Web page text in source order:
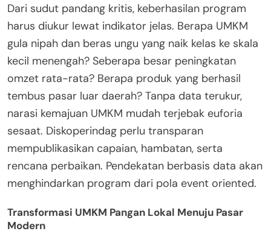
Dari sudut pandang kritis, keberhasilan program
harus diukur lewat indikator jelas. Berapa UMKM
gula nipah dan beras ungu yang naik kelas ke skala
kecil menengah? Seberapa besar peningkatan
omzet rata-rata? Berapa produk yang berhasil
tembus pasar luar daerah? Tanpa data terukur,
narasi kemajuan UMKM mudah terjebak euforia
sesaat. Diskoperindag perlu transparan
mempublikasikan capaian, hambatan, serta
rencana perbaikan. Pendekatan berbasis data akan
menghindarkan program dari pola event oriented.
Transformasi UMKM Pangan Lokal Menuju Pasar
Modern